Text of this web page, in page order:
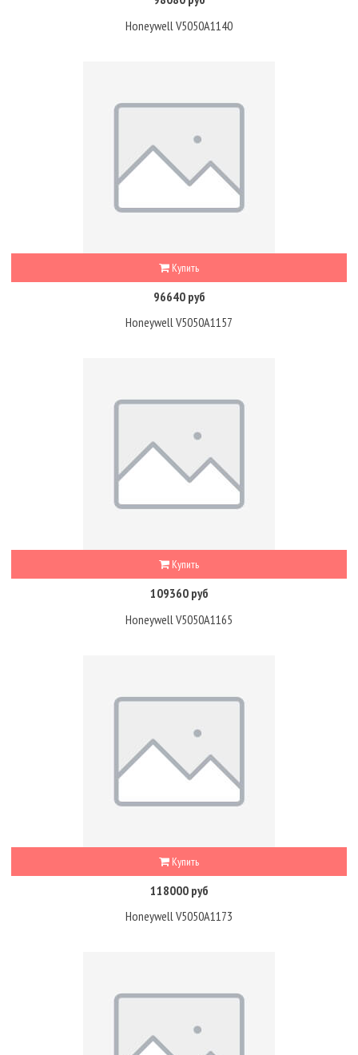
Honeywell V5050A1140
Купить
96640 руб
Honeywell V5050A1157
Купить
109360 руб
Honeywell V5050A1165
Купить
118000 руб
Honeywell V5050A1173